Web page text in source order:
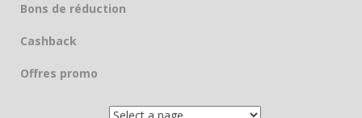
Bons de réduction
Cashback
Offres promo